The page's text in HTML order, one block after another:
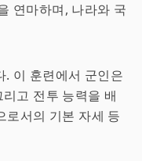
연마하며, 나라와 국
. 이 훈련에서 군인은
고 전투 능력을 배
로서의 기본 자세 등